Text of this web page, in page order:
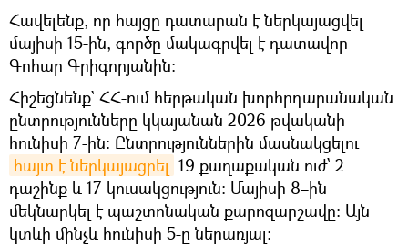
Հավելենք, որ հայցը դատարան է ներկայացվել
մայիսի 15-ին, գործը մակագրվել է դատավոր
Գոհար Գրիգորյանին։
Հիշեցնենք` ՀՀ-ում հերթական խորհրդարանական
ընտրությունները կկայանան 2026 թվականի
հունիսի 7-ին։ Ընտրություններին մասնակցելու
հայտ է ներկայացրել 19 քաղաքական ուժ՝ 2
դաշինք և 17 կուսակցություն։ Մայիսի 8–ին
մեկնարկել է պաշտոնական քարոզարշավը։ Այն
կտևի մինչև հունիսի 5-ը ներառյալ։